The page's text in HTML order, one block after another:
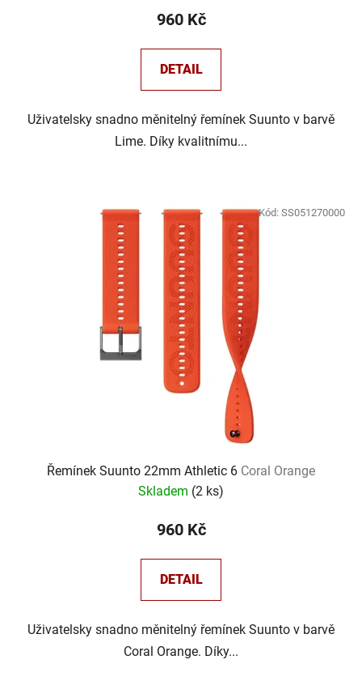
960 Kč
DETAIL
Uživatelsky snadno měnitelný řemínek Suunto v barvě
Lime. Díky kvalitnímu...
Řemínek Suunto 22mm Athletic 6 Coral Orange
Skladem (2 ks)
960 Kč
DETAIL
Uživatelsky snadno měnitelný řemínek Suunto v barvě
Coral Orange. Díky...
Kód: SS051270000